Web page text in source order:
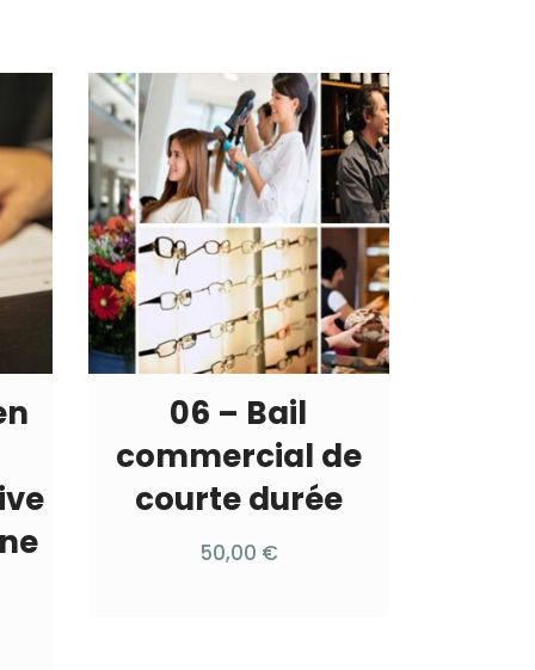
06 – Bail
commercial de
courte durée
50,00 €